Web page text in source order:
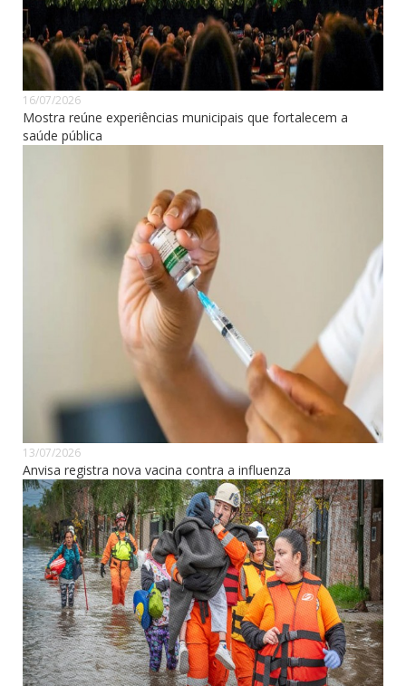
16/07/2026
Mostra reúne experiências municipais que fortalecem a
saúde pública
13/07/2026
Anvisa registra nova vacina contra a influenza